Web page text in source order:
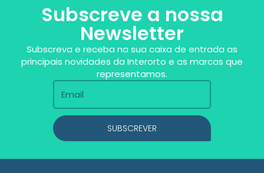
Subscreve a nossa
Newsletter
Subscreva e receba na sua caixa de entrada as
principais novidades da Interorto e as marcas que
representamos.
SUBSCREVER